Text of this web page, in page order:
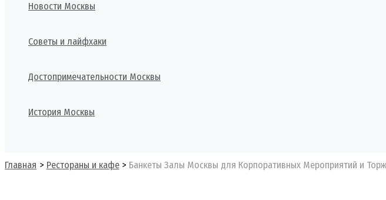
Новости Москвы
Советы и лайфхаки
Достопримечательности Москвы
История Москвы
Главная Рестораны и кафе Банкеты Залы Москвы для Корпоративных Мероприятий и